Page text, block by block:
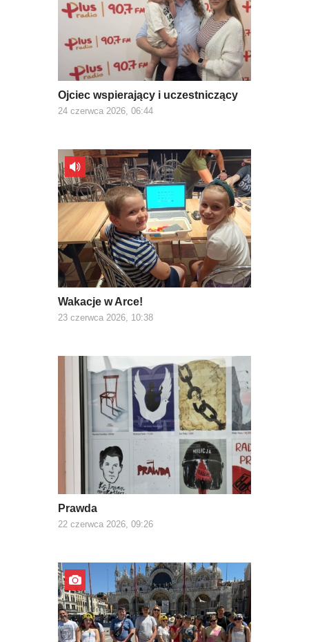
Ojciec wspierający i uczestniczący
24 czerwca 2026, 06:44
Wakacje w Arce!
23 czerwca 2026, 10:38
Prawda
22 czerwca 2026, 09:26